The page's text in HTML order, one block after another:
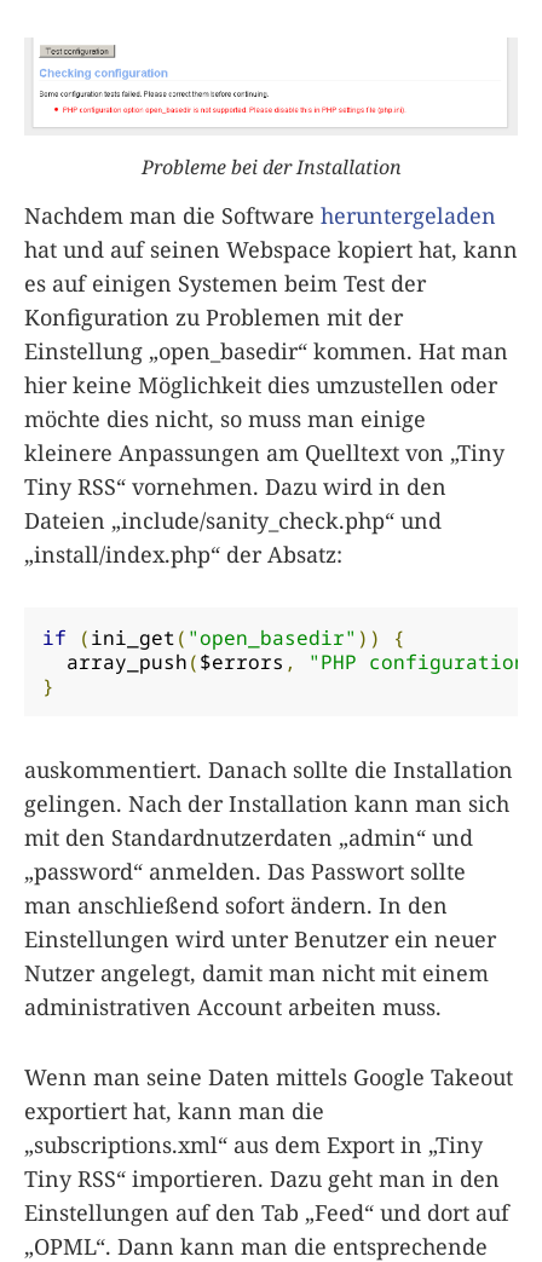
Probleme bei der Installation
Nachdem man die Software heruntergeladen
hat und auf seinen Webspace kopiert hat, kann
es auf einigen Systemen beim Test der
Konfiguration zu Problemen mit der
Einstellung „open_basedir“ kommen. Hat man
hier keine Möglichkeit dies umzustellen oder
möchte dies nicht, so muss man einige
kleinere Anpassungen am Quelltext von „Tiny
Tiny RSS“ vornehmen. Dazu wird in den
Dateien „include/sanity_check.php“ und
„install/index.php“ der Absatz:
if (ini_get( "open_basedir" ))
{
  array_push
($errors ,
"PHP
}
auskommentiert. Danach sollte die Installation
gelingen. Nach der Installation kann man sich
mit den Standardnutzerdaten „admin“ und
„password“ anmelden. Das Passwort sollte
man anschließend sofort ändern. In den
Einstellungen wird unter Benutzer ein neuer
Nutzer angelegt, damit man nicht mit einem
administrativen Account arbeiten muss.
Wenn man seine Daten mittels Google Takeout
exportiert hat, kann man die
„subscriptions.xml“ aus dem Export in „Tiny
Tiny RSS“ importieren. Dazu geht man in den
Einstellungen auf den Tab „Feed“ und dort auf
„OPML“. Dann kann man die entsprechende